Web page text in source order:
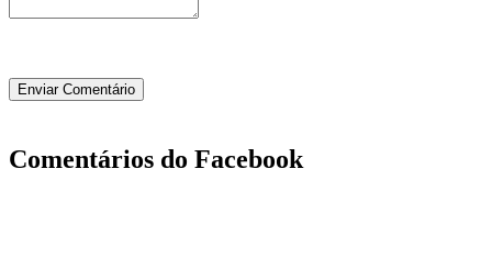
Comentários do Facebook